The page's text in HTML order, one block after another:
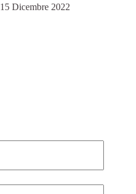
15 Dicembre 2022